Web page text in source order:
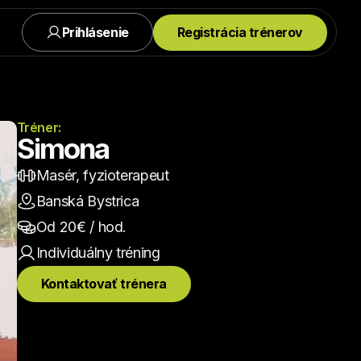
Tréner:
Simona
Masér, fyzioterapeut
Banská Bystrica
Od 20€ / hod.
Individuálny tréning
Kontaktovať trénera
Prihlásenie Registrácia trénerov